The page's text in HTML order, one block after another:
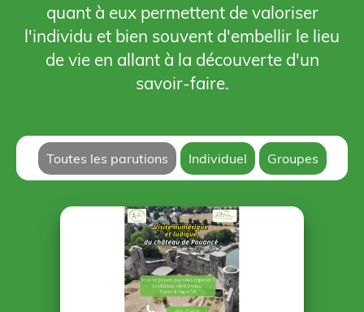
quant à eux permettent de valoriser
l'individu et bien souvent d'embellir le lieu
de vie en allant à la découverte d'un
savoir-faire.
Toutes les parutions Individuel Groupes